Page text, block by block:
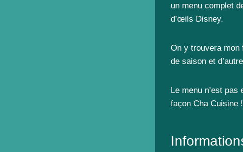
un menu complet
d’œils Disney.
On y trouvera
de saison et
Le menu n’est
façon Cha Cuisine !